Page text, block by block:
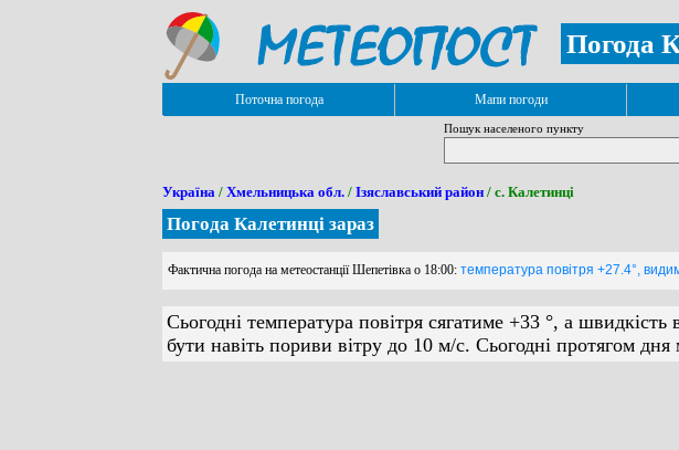
Погода
Поточна погода Мапи погоди
Пошук населеного пункту
Україна / Хмельницька обл. / Ізяславський район / с. Калетинці
Погода Калетинці зараз
Фактична погода на метеостанції Шепетівка о 18:00: температура повітря +27.4°,
Сьогодні температура повітря сягатиме +33 °, а
бути навіть пориви вітру до 10 м/с. Сьогодні протягом